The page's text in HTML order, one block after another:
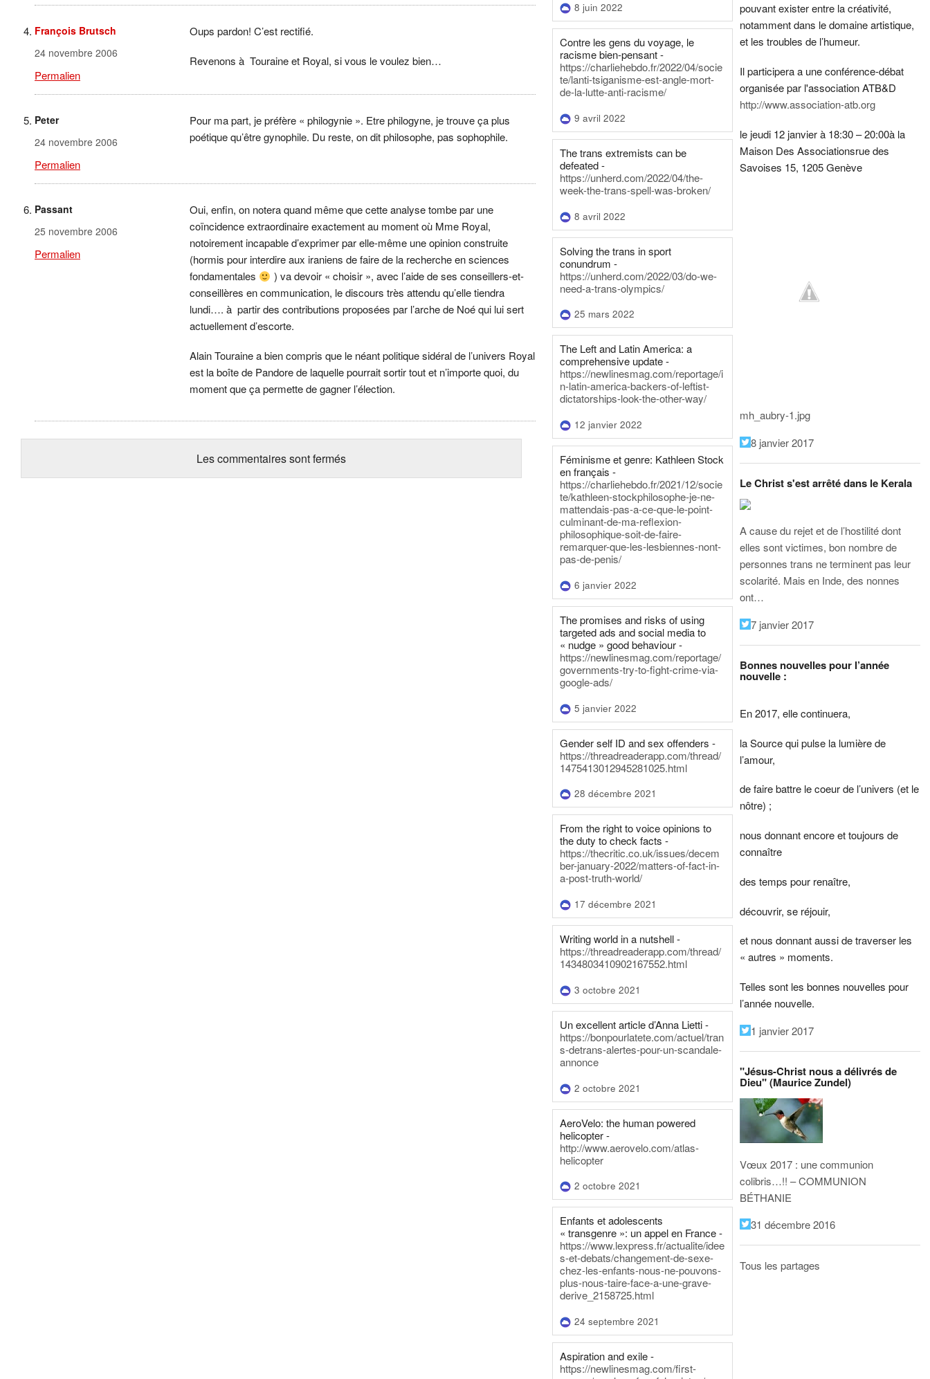
François Brutsch
24 novembre 2006
Permalien
Oups pardon! C’est rectifié.
Revenons à Touraine et Royal, si vous le voulez bien…
Peter
24 novembre 2006
Permalien
Pour ma part, je préfère « philogynie ». Etre philogyne, je trouve ça plus
poétique qu’être gynophile. Du reste, on dit philosophe, pas sophophile.
Passant
25 novembre 2006
Permalien
Oui, enfin, on notera quand même que cette analyse tombe par une
coïncidence extraordinaire exactement au moment où Mme Royal,
notoirement incapable d’exprimer par elle-même une opinion construite
(hormis pour interdire aux iraniens de faire de la recherche en sciences
fondamentales
) va devoir « choisir », avec l’aide de ses conseillers-et-
conseillères en communication, le discours très attendu qu’elle tiendra
lundi…. à partir des contributions proposées par l’arche de Noé qui lui sert
actuellement d’escorte.
Alain Touraine a bien compris que le néant politique sidéral de l’univers Royal
est la boîte de Pandore de laquelle pourrait sortir tout et n’importe quoi, du
moment que ça permette de gagner l’élection.
Les commentaires sont fermés
8 juin 2022
Contre les gens du voyage, le
racisme bien-pensant -
https://charliehebdo.fr/2022/04/socie
te/lanti-tsiganisme-est-angle-mort-
de-la-lutte-anti-racisme/
9 avril 2022
The trans extremists can be
defeated -
https://unherd.com/2022/04/the-
week-the-trans-spell-was-broken/
8 avril 2022
Solving the trans in sport
conundrum -
https://unherd.com/2022/03/do-we-
need-a-trans-olympics/
25 mars 2022
The Left and Latin America: a
comprehensive update -
https://newlinesmag.com/reportage/i
n-latin-america-backers-of-leftist-
dictatorships-look-the-other-way/
12 janvier 2022
Féminisme et genre: Kathleen Stock
en français -
https://charliehebdo.fr/2021/12/socie
te/kathleen-stockphilosophe-je-ne-
mattendais-pas-a-ce-que-le-point-
culminant-de-ma-reflexion-
philosophique-soit-de-faire-
remarquer-que-les-lesbiennes-nont-
pas-de-penis/
6 janvier 2022
The promises and risks of using
targeted ads and social media to
« nudge » good behaviour -
https://newlinesmag.com/reportage/
governments-try-to-fight-crime-via-
google-ads/
5 janvier 2022
Gender self ID and sex offenders -
https://threadreaderapp.com/thread/
1475413012945281025.html
28 décembre 2021
From the right to voice opinions to
the duty to check facts -
https://thecritic.co.uk/issues/decem
ber-january-2022/matters-of-fact-in-
a-post-truth-world/
17 décembre 2021
Writing world in a nutshell -
https://threadreaderapp.com/thread/
1434803410902167552.html
3 octobre 2021
Un excellent article d’Anna Lietti -
https://bonpourlatete.com/actuel/tran
s-detrans-alertes-pour-un-scandale-
annonce
2 octobre 2021
AeroVelo: the human powered
helicopter -
http://www.aerovelo.com/atlas-
helicopter
2 octobre 2021
Enfants et adolescents
« transgenre »: un appel en France -
https://www.lexpress.fr/actualite/idee
s-et-debats/changement-de-sexe-
chez-les-enfants-nous-ne-pouvons-
plus-nous-taire-face-a-une-grave-
derive_2158725.html
24 septembre 2021
Aspiration and exile -
https://newlinesmag.com/first-
pouvant exister entre la créativité,
notamment dans le domaine artistique,
et les troubles de l’humeur.
Il participera a une conférence-débat
organisée par l'association ATB&D
http://www.association-atb.org
le jeudi 12 janvier à 18:30 – 20:00à la
Maison Des Associationsrue des
Savoises 15, 1205 Genève
mh_aubry-1.jpg
8 janvier 2017
Le Christ s'est arrêté dans le Kerala
A cause du rejet et de l’hostilité dont
elles sont victimes, bon nombre de
personnes trans ne terminent pas leur
scolarité. Mais en Inde, des nonnes
ont…
7 janvier 2017
Bonnes nouvelles pour l’année
nouvelle :
En 2017, elle continuera,
la Source qui pulse la lumière de
l’amour,
de faire battre le coeur de l’univers (et le
nôtre) ;
nous donnant encore et toujours de
connaître
des temps pour renaître,
découvrir, se réjouir,
et nous donnant aussi de traverser les
« autres » moments.
Telles sont les bonnes nouvelles pour
l’année nouvelle.
1 janvier 2017
"Jésus-Christ nous a délivrés de
Dieu" (Maurice Zundel)
Vœux 2017 : une communion
colibris…!! – COMMUNION
BÉTHANIE
31 décembre 2016
Tous les partages